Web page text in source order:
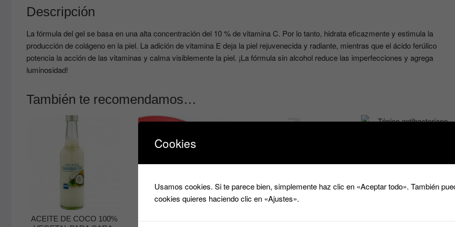
Descripción
La fórmula del gel se basa en una alta concentración del 10 % de vitamina C. Por lo tanto, hidrata eficazmente y estimula la
producción de colágeno en la piel. La adición de vitamina E deja la piel rejuvenecida y radiante, mientras que el ácido ferúlico
potencia la acción de las vitaminas y calma visiblemente la piel. ¡La fórmula sin alcohol reduce las imperfecciones y agrega
luminosidad!
También te recomendamos…
ACEITE DE COCO 100%
SOPLADOR PARA
Tónico antibacteriano
TREE profesional eveline
Cookies
Usamos cookies. Si te parece bien, simplemente haz clic en «Aceptar todo». También
cookies quieres haciendo clic en «Ajustes».